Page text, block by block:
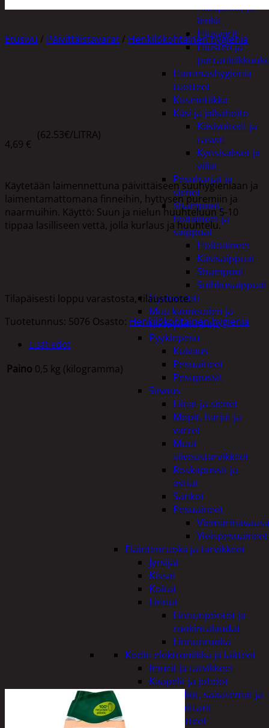
Hiuspinnit ja
lenkit
Hiusvärit
Hiusten ja
Hammashygienia
tuotteet
Kosmetiikka
Käsi ja jalkahoito
Käsivoiteet ja
rasvat
Kynsisakset ja
viilat
Pesuharjat ja -
sienet
Shampoot,
hoitaineet ja
saippuat
Hoitoaineet
Käsisaippuat
Shampoot
Suihkusaippuat
Hyvinvointi
Muu kauneuden ja
terveydenhoito
Pyykinpesu
Kuivaus
Pesuaineet
Pesupussit
Siivous
Liinat ja sienet
Mopit, harjat ja
varret
Muut
siivoustarvikkeet
Roskapussit ja -
astiat
Sankot
Pesuaineet
Yleispesuaineet
Eläintenruoka ja tarvikkeet
Jyrsijät
Kissat
Koirat
Linnut
Linnunpöntöt ja
ruokintalaudat
Linnunruoka
Kodin elektroniikka ja laitteet
Imurit ja tarvikkeet
Kaapelit ja johdot
Kelloradiot, sääasemat ja
lämpömittarit
Oheislaitteet
Etusivu / Päivittäistavarat / Henkilökohtainen hygienia
4,69 €
(62.53€/LITRA)
Käytetään laimennettuna päivittäiseen suuhygieniaan ja
laimentamattomana finneihin, hyttysen puremiin ja
naarmuihin. Käyttö: Suun ja nielun huuhteluun 5-10
tippaa lasilliseen vettä, jolla kurlaus ja huuhtelu.
Tilapäisesti loppu varastosta, tilaustuote.
Tuotetunnus: 5076 Osasto: Henkilökohtainen hygienia
Lisätiedot
Paino 0,5 kg (kilogramma)